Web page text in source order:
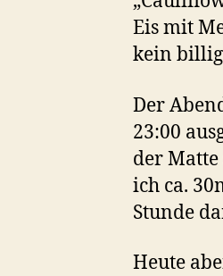
Eis mit
kein
Der
23:00
der Matte
ich ca.
Stunde
Heute